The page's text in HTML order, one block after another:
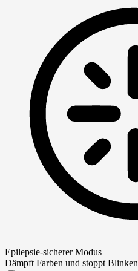
Epilepsie-sicherer Modus
Dämpft Farben und stoppt Blinken